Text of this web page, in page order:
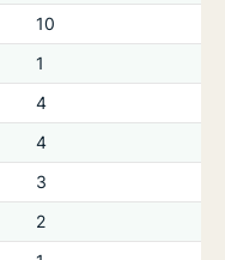
10
1
4
4
3
2